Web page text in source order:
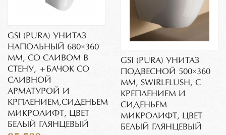
GSI (PURA) УНИТАЗ
НАПОЛЬНЫЙ 680×360
ММ, СО СЛИВОМ В
СТЕНУ, +БАЧОК СО
СЛИВНОЙ
АРМАТУРОЙ И
КРПЛЕНИЕМ,СИДЕНЬЕМ
МИКРОЛИФТ, ЦВЕТ
БЕЛЫЙ ГЛЯНЦЕВЫЙ
GSI (PURA) УНИТАЗ
ПОДВЕСНОЙ 500×360
ММ, SWIRLFLUSH, С
КРЕПЛЕНИЕМ И
СИДЕНЬЕМ
МИКРОЛИФТ, ЦВЕТ
БЕЛЫЙ ГЛЯНЦЕВЫЙ